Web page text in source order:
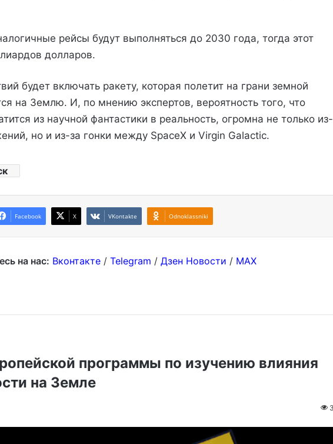
рейсы будут выполняться до 2030 года, тогда этот
долларов.
будет включать ракету, которая полетит на грани земной
на Землю. И, по мнению экспертов, вероятность того, что
из научной фантастики в реальность, огромна не только из-
но и из-за гонки между SpaceX и Virgin Galactic.
Facebook X VKontakte Odnoklassniki
на нас: Вконтакте/ Telegram / Дзен Новости / MAX